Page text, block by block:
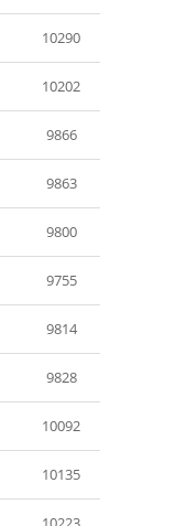
10290
10202
9866
9863
9800
9755
9814
9828
10092
10135